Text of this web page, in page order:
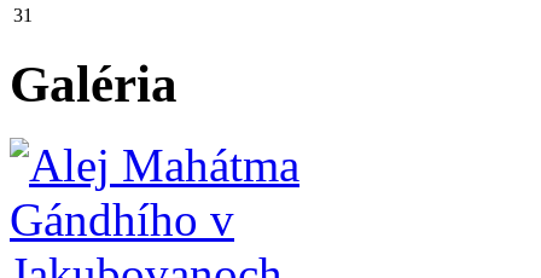
31
Galéria